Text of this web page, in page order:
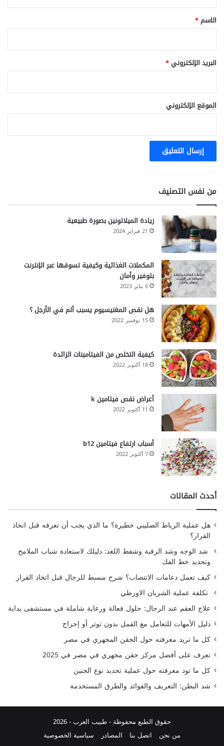
*
الاسم*
البريد الإلكتروني*
الموقع الإلكتروني
من نفس التصنيف
زيادة الميلاتونين بصورة طبيعية
21 فبراير 2024
المكملات الغذائية وكيفية تسوقها عبر الإنترنت
بتوفير وأمان
6 يناير 2023
هل نقص المغنيسيوم يسبب ألم في الأرجل ؟
15 نوفمبر 2022
كيفية التخلص من الفيتامينات الزائدة
18 أكتوبر 2022
أعراض نقص فيتامين k
11 أكتوبر 2022
أسباب ارتفاع فيتامين b12
7 أكتوبر 2022
أحدث المقالات
هل عملية الرباط الصليبي خطيرة؟ ما الذي يجب أن تعرفه قبل اتخاذ
القرار؟
شد الوجه وشد الرقبة وشفط اللغد: دليلك لاستعادة شباب الملامح
وتحديد خط الفك
كيف تعمل دعامات الانتصاب؟ شرح مبسط للرجال قبل اتخاذ القرار
تكلفة عملية الشريان الاورطي
علاج العقم عند الرجال: حلول فعالة ورعاية شاملة في مستشفى بداية
دليل الأمهات للتعامل مع القمل بدون توتر أو إحراج
كل ما تريد معرفته حول الحقن المجهري في مصر
تعرف على أفضل مركز حقن مجهري في مصر في 2025
كل ما تود معرفته حول عملية تحديد نوع الجنين
شد البطن: التعريف والفوائد والطرق المستخدمة
حقوق الطبع محفوظة -طبيب العرب- 2026
من نحن
اتصل بنا المصادر سياسية الخصوصية